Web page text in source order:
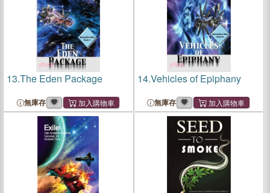
13.The Eden Package
無庫存
14.Vehicles of Epiphany
無庫存